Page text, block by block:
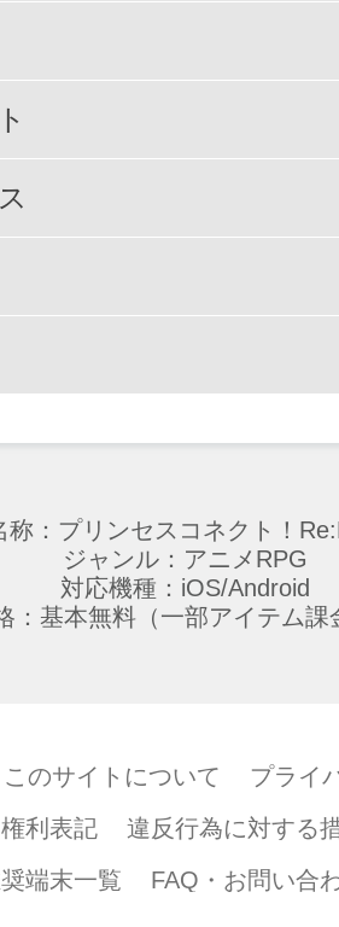
称：プリンセスコネクト！
ジャンル：アニメRPG
対応機種：iOS/Android
：基本無料（一部アイテム課
このサイトについて
プライ
利表記
違反行為に対する
端末一覧
FAQ・お問い合